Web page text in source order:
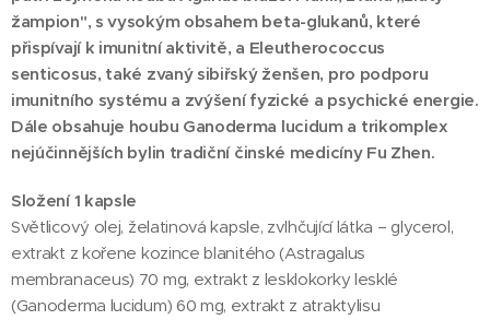
žampion", s vysokým obsahem beta-glukanů, které
přispívají k imunitní aktivitě, a Eleutherococcus
senticosus, také zvaný sibiřský ženšen, pro podporu
imunitního systému a zvýšení fyzické a psychické energie.
Dále obsahuje houbu Ganoderma lucidum a trikomplex
nejúčinnějších bylin tradiční činské medicíny Fu Zhen.
Složení 1 kapsle
Světlicový olej, želatinová kapsle, zvlhčující látka – glycerol,
extrakt z kořene kozince blanitého (Astragalus
membranaceus) 70 mg, extrakt z lesklokorky lesklé
(Ganoderma lucidum) 60 mg, extrakt z atraktylisu